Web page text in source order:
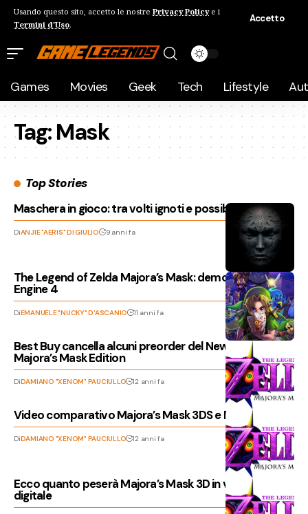
Usando questo sito, accetto le nostre Privacy Policye i
Termini d'Uso.
Accetto
Games Movies Geek Tech Lifestyle
Tag:Mask
Top Stories
Maschera in gioco: tra volti ignoti e possibili realtà
DiANJIE "AERIS" DI GIULIO 9 anni fa
The Legend of Zelda Majora’s Mask: demo con Unreal
Engine 4
DiEMANUELE "NUCKY" D'ASCANIO 11 anni fa
Best Buy cancella alcuni preorder del New 3DS XL
Majora’s Mask Edition
DiDAMIANO "XENOM" PAUCIULLO 12 anni fa
Video comparativo Majora’s Mask 3DS e N64
DiDAMIANO "XENOM" PAUCIULLO 12 anni fa
Ecco quanto peserà Majora’s Mask 3D in versione
digitale